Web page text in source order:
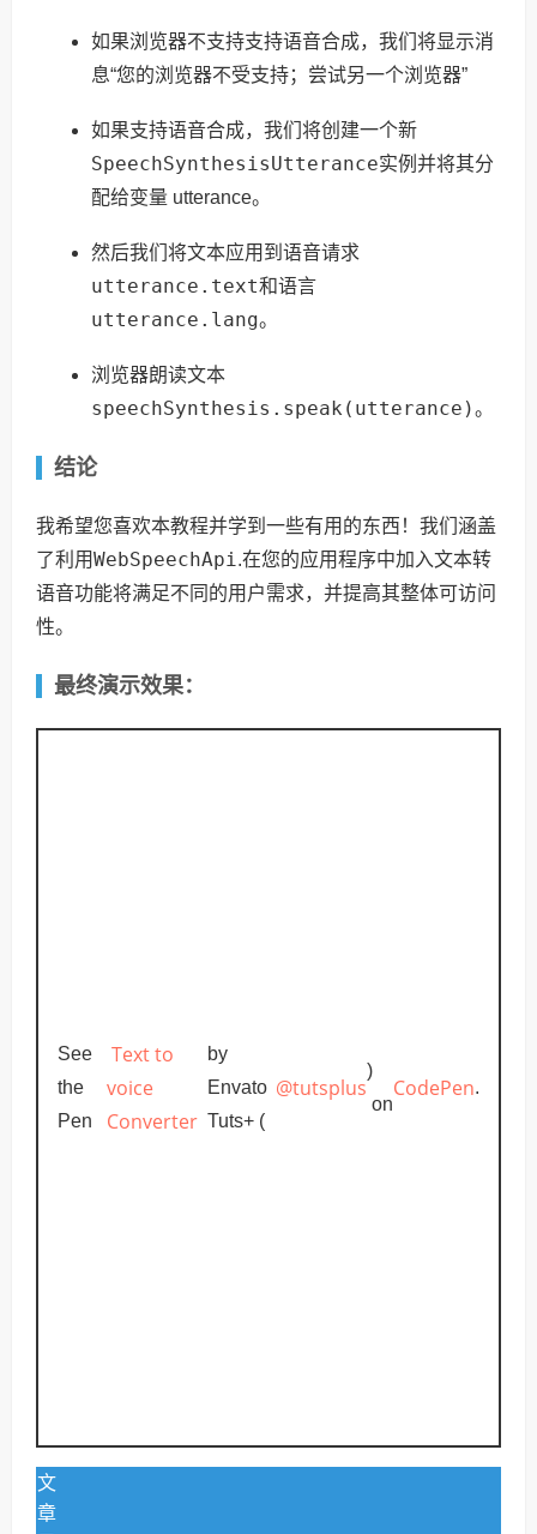
如果浏览器不支持支持语音合成，我们将显示消
息“您的浏览器不受支持；尝试另一个浏览器”
如果支持语音合成，我们将创建一个新
SpeechSynthesisUtterance实例并将其分
配给变量 utterance。
然后我们将文本应用到语音请求
utterance.text和语言
utterance.lang。
浏览器朗读文本
speechSynthesis.speak(utterance)。
结论
我希望您喜欢本教程并学到一些有用的东西！我们涵盖
了利用WebSpeechApi.在您的应用程序中加入文本转
语音功能将满足不同的用户需求，并提高其整体可访问
性。
最终演示效果：
See
the
Pen
Text to
voice
Converter
by
Envato
Tuts+ (
@tutsplus
)
on
CodePen.
文
章